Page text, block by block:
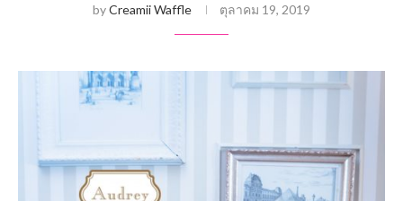
byCreamii Waffle ตุลาคม 19, 2019